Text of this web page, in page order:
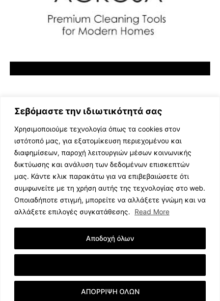
Σεβόμαστε την ιδιωτικότητά σας
Χρησιμοποιούμε τεχνολογία όπως τα cookies στον
ιστότοπό μας, για εξατομίκευση περιεχομένου και
διαφημίσεων, παροχή λειτουργιών μέσων κοινωνικής
δικτύωσης και ανάλυση των δεδομένων επισκεπτών
μας. Κάντε κλικ παρακάτω για να επιβεβαιώσετε ότι
συμφωνείτε με τη χρήση αυτής της τεχνολογίας στο web.
Οποιαδήποτε στιγμή, μπορείτε να αλλάξετε γνώμη και να
αλλάξετε επιλογές συγκατάθεσης.
Read More
ΑΠΟΡΡΙΨΗ ΟΛΩΝ
Αποδοχή όλων
ΕΛΛΗΝΙΚΗ ΜΟΥΣΙΚΗ
TV SHOWS
EVENTS
ΘΕΑΤΡΟ
ΔΙΑΓΩΝΙΣΜΟΙ
STOA CULTURA
ΣΥΝΕΝΤΕΥΞΕΙΣ
© 2023 music.net.cy, All Rights Reserved